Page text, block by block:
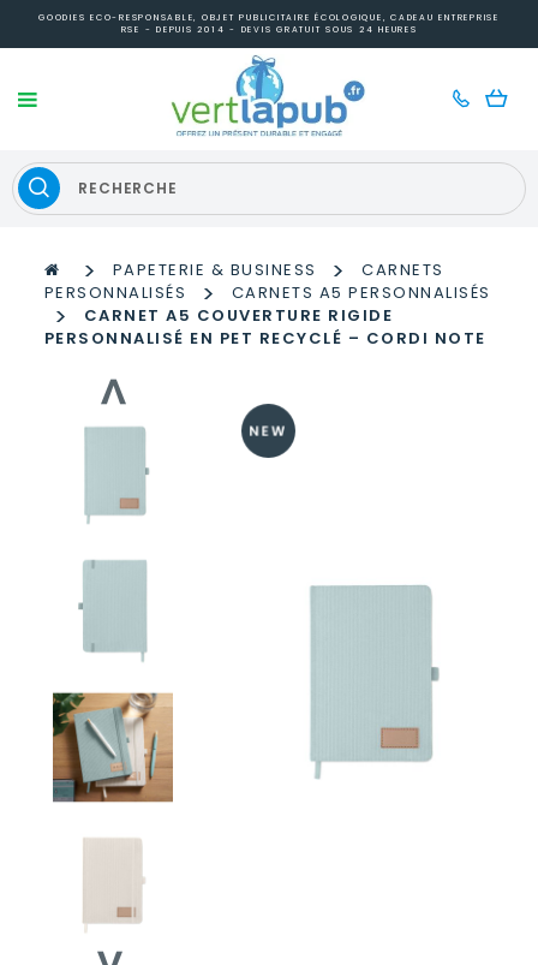
GOODIES ECO-RESPONSABLE, OBJET PUBLICITAIRE ÉCOLOGIQUE, CADEAU ENTREPRISE
RSE - DEPUIS 2014 - DEVIS GRATUIT SOUS 24 HEURES
> PAPETERIE & BUSINESS >
CARNETS
PERSONNALISÉS
> CARNETS A5 PERSONNALISÉS
>
CARNET A5 COUVERTURE RIGIDE
PERSONNALISÉ EN PET RECYCLÉ – CORDI NOTE